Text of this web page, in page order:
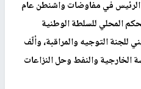
في مفاوضات واشنطن عام
المحلي للسلطة الوطنية
للجنة التوجيه والمراقبة، وألّف
الخارجية والنفط وحل النزاعات